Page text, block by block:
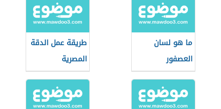
ما هو لسان
العصفور
طريقة عمل الدقة
المصرية